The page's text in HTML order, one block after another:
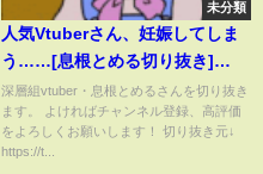
未分類
人気Vtuberさん、妊娠してしま
う……[息根とめる切り抜き]
#shorts
深層組vtuber・息根とめるさんを切り抜き
ます。 よければチャンネル登録、高評価
をよろしくお願いします！ 切り抜き元↓
https://t...